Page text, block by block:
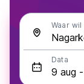
Waar
Data